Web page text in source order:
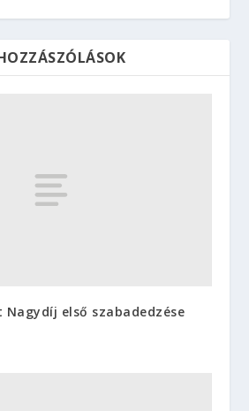
első szabadedzése